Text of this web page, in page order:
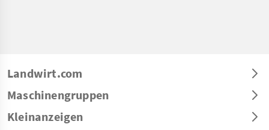
Landwirt.com
Maschinengruppen
Kleinanzeigen